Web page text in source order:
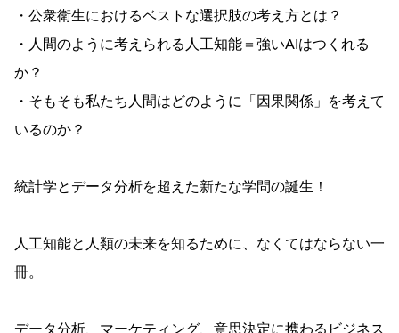
・公衆衛生におけるベストな選択肢の考え方とは？
・人間のように考えられる人工知能＝強いAIはつくれる
か？
・そもそも私たち人間はどのように「因果関係」を考えて
いるのか？
統計学とデータ分析を超えた新たな学問の誕生！
人工知能と人類の未来を知るために、なくてはならない一
冊。
データ分析、マーケティング、意思決定に携わるビジネス